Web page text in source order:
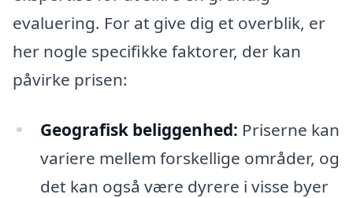
evaluering. For at give dig et overblik, er
her nogle specifikke faktorer, der kan
påvirke prisen:
Geografisk beliggenhed: Priserne kan
variere mellem forskellige områder, og
det kan også være dyrere i visse byer